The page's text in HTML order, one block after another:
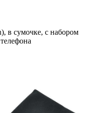
в сумочке, с набором